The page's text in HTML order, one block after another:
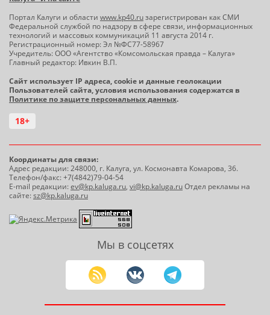
Портал Калуги и области www.kp40.ruзарегистрирован как СМИ
Федеральной службой по надзору в сфере связи, информационных
технологий и массовых коммуникаций 11 августа 2014 г.
Регистрационный номер: Эл №ФС77-58967
Учредитель: ООО «Агентство «Комсомольская правда – Калуга»
Главный редактор: Ивкин В.П.
Сайт использует IP адреса, cookie и данные геолокации
Пользователей сайта, условия использования содержатся в
Политике по защите персональных данных.
18+
Координаты для связи:
Адрес редакции: 248000, г. Калуга, ул. Космонавта Комарова, 36.
Телефон/факс: +7(4842)79-04-54
E-mail редакции:ev@kp.kaluga.ru, vi@kp.kaluga.ruОтдел рекламы на
сайте:sz@kp.kaluga.ru
Мы в соцсетях